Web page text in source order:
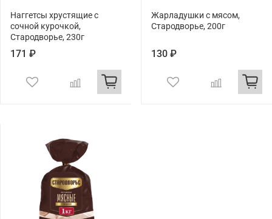
Наггетсы хрустящие с
сочной курочкой,
Стародворье, 230г
171 ₽
Жарладушки с мясом,
Стародворье, 200г
130 ₽